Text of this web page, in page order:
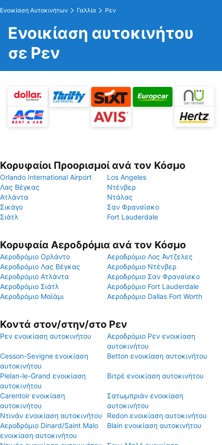
Ενοικίαση Αυτοκινήτων Γαλλία Ρεν
Ενοικίαση αυτοκινήτου
σε Ρεν
Κορυφαίοι Προορισμοί ανά τον Κόσμο
Orlando International Airport
Los Angeles
Λας Βέγκας
Ντένβερ
Ατλάντα
Ντάλας
Σικάγο
Σαν Φρανσίσκο
Σιάτλ
Fort Lauderdale
Κορυφαία Αεροδρόμια ανά τον Κόσμο
Αεροδρόμιο Ορλάντο
Αεροδρόμιο Λος Άντζελες
Αεροδρόμιο Λας Βέγκας
Αεροδρόμιο Ντένβερ
Αεροδρόμιο Ατλάντα
Αεροδρόμιο Σαν Φρανσίσκο
Αεροδρόμιο Σιάτλ
Αεροδρόμιο Fort Lauderdale
Αεροδρόμιο Μαϊάμι
Αεροδρόμιο Dallas Fort Worth
Κοντά στον/στην/στο Ρεν
Ρεν ενοικίαση αυτοκινήτου
Αεροδρόμιο Ρεν ενοικίαση
αυτοκινήτου
Cesson-Sevigne ενοικίαση
αυτοκινήτου
Betton ενοικίαση αυτοκινήτου
Plelan-le-Grand ενοικίαση
αυτοκινήτου
Βιτρέ ενοικίαση αυτοκινήτου
Carentoir ενοικίαση
αυτοκινήτου
Σατωμπριάν ενοικίαση
αυτοκινήτου
Ντινάν ενοικίαση αυτοκινήτου
Redon ενοικίαση αυτοκινήτου
Αεροδρόμιο Dinard/Saint Malo
ενοικίαση αυτοκινήτου
Blain ενοικίαση αυτοκινήτου